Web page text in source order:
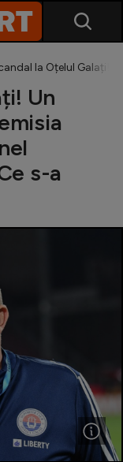
la Oțelul Galați!
Un
s-a